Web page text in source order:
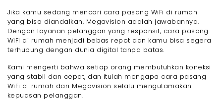
Jika kamu sedang mencari cara pasang WiFi di rumah
yang bisa diandalkan, Megavision adalah jawabannya.
Dengan layanan pelanggan yang responsif, cara pasang
WiFi di rumah menjadi bebas repot dan kamu bisa segera
terhubung dengan dunia digital tanpa batas.
Kami mengerti bahwa setiap orang membutuhkan koneksi
yang stabil dan cepat, dan itulah mengapa cara pasang
WiFi di rumah dari Megavision selalu mengutamakan
kepuasan pelanggan.